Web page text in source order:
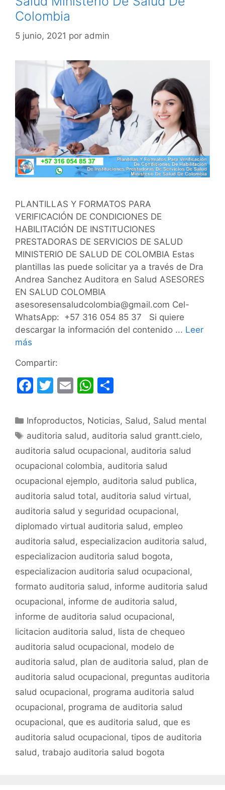
Colombia
5 junio, 2021 por admin
PLANTILLAS Y FORMATOS PARA
VERIFICACIÓN DE CONDICIONES DE
HABILITACIÓN DE INSTITUCIONES
PRESTADORAS DE SERVICIOS DE SALUD
MINISTERIO DE SALUD DE COLOMBIA Estas
plantillas las puede solicitar ya a través de Dra
Andrea Sanchez Auditora en Salud ASESORES
EN SALUD COLOMBIA
asesoresensaludcolombia@gmail.com Cel-
WhatsApp: +57 316 054 85 37 Si quiere
descargar la información del contenido ... Leer
más
Compartir:
F
c
e
b
o
o
k
T
itt
er
E
ai
l
W
at
s
A
p
p
m
p
ar
tir
Categorías
Infoproductos, Noticias, Salud , Salud mental
Etiquetas
auditoria salud , auditoria salud grantt.cielo,
auditoria salud ocupacional, auditoria salud
ocupacional colombia, auditoria salud
ocupacional ejemplo, auditoria salud publica,
auditoria salud total, auditoria salud virtual,
auditoria salud y seguridad ocupacional,
diplomado virtual auditoria salud , empleo
auditoria salud , especializacion auditoria salud ,
especializacion auditoria salud bogota,
especializacion auditoria salud ocupacional,
formato auditoria salud , informe auditoria salud
ocupacional, informe de auditoria salud ,
informe de auditoria salud ocupacional,
licitacion auditoria salud , lista de chequeo
auditoria salud ocupacional, modelo de
auditoria salud , plan de auditoria salud , plan de
auditoria salud ocupacional, preguntas auditoria
salud ocupacional, programa auditoria salud
ocupacional, programa de auditoria salud
ocupacional, que es auditoria salud , que es
auditoria salud ocupacional, tipos de auditoria
salud , trabajo auditoria salud bogota